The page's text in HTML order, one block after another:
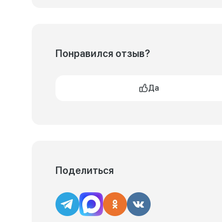
Понравился отзыв?
Да
Поделиться